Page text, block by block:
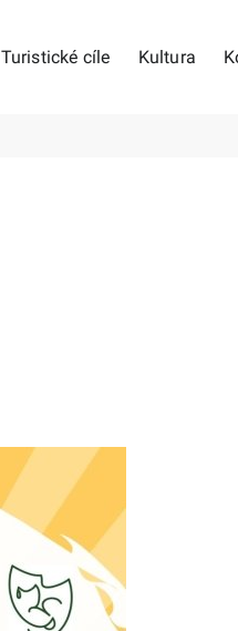
Turistické cíle Kultura